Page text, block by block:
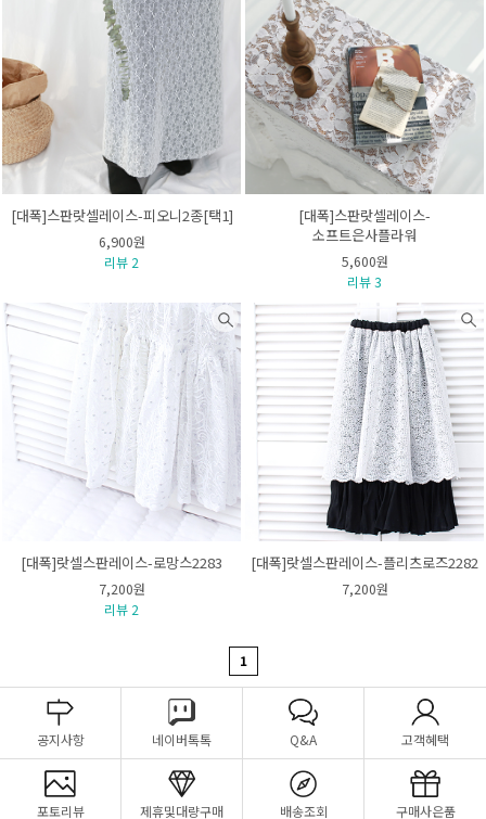
[대폭]스판랏셀레이스-피오니2종[택1]
6,900원
리뷰 2
[대폭]스판랏셀레이스-
소프트은사플라워
5,600원
리뷰 3
[대폭]랏셀스판레이스-로망스2283
7,200원
리뷰 2
[대폭]랏셀스판레이스-플리츠로즈2282
7,200원
1
공지사항 네이버톡톡 Q&A 고객혜택
포토리뷰 제휴및대량구매 배송조회 구매사은품